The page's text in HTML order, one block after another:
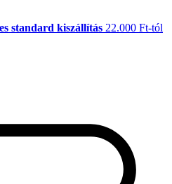
standard kiszállítás 22.000 Ft-tól